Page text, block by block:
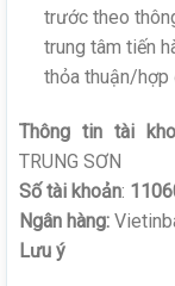
trước theo
trung tâm tiến
thỏa thuận/hợp
Thông tin tài
TRUNG SƠN
Số tài khoản:
Ngân hàng:
Lưu ý